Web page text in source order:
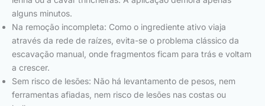
alguns minutos.
Na remoção incompleta: Como o ingrediente ativo viaja
através da rede de raízes, evita-se o problema clássico da
escavação manual, onde fragmentos ficam para trás e voltam
a crescer.
Sem risco de lesões: Não há levantamento de pesos, nem
ferramentas afiadas, nem risco de lesões nas costas ou